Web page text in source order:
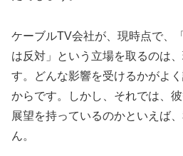
ケーブルTV会社が、現時点で、
は反対」という立場を取るのは
す。どんな影響を受けるかがよ
からです。しかし、それでは、
展望を持っているのかといえば
ん。